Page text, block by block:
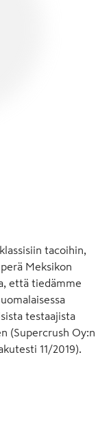
tacoihin,
Meksikon
että tiedämme
testaajista
(Supercrush Oy:n
11/2019).